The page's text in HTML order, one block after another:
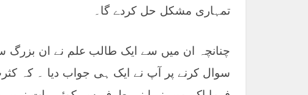
تمہاری مشکل حل کردے گا۔
چنانچہ ان میں سے ایک طالب علم نے ان بزرگ
سوال کرنے پر آپ نے ایک ہی جواب دیا ۔ کہ